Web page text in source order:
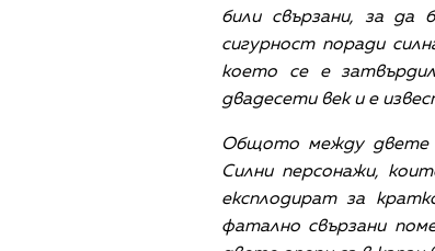
били свързани, за да
сигурност поради
което се е
двадесети век и е
Общото между двете
Силни персонажи,
експлодират за
фатално свързани